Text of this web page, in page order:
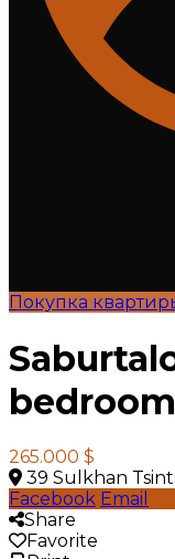
Покупка
265.000 $
39 Sulkhan
Facebook Email
Share
Favorite